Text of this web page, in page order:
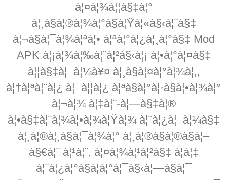
à¦¤à¦¾à¦¦à§‡à¦°
à¦¸à§à¦®à¦¾à¦°à§à¦Ÿà¦«à§‹à¦¨à§‡
à¦¬à§à¦¯à¦¾à¦ªà¦• à¦ªà¦°à¦¿à¦¸à¦°à§‡ Mod
APK à¦¡à¦¾à¦‰à¦¨à¦²à§‹à¦¡ à¦•à¦°à¦¤à§‡
à¦¦à§‡à¦¯à¦¼à¥¤ à¦¸à§à¦¤à¦°à¦¾à¦‚,
à¦†à¦ªà¦¨à¦¿ à¦¯à¦¦à¦¿ à¦ªà§à¦°à¦·à§à¦•à¦¾à¦°
à¦¬à¦¾ à¦‡à¦¨-à¦—à§‡à¦®
à¦•à§‡à¦¨à¦¾à¦•à¦¾à¦Ÿà¦¾ à¦¨à¦¿à¦¯à¦¼à§‡
à¦¸à¦®à¦¸à§à¦¯à¦¾à¦° à¦¸à¦®à§à¦®à§à¦–
à§€à¦¨ à¦¹à¦¨, à¦¤à¦¾à¦¹à¦²à§‡ à¦à¦‡
à¦¨à¦¿à¦°à§à¦­à¦°à¦¯à§‹à¦—à§à¦¯